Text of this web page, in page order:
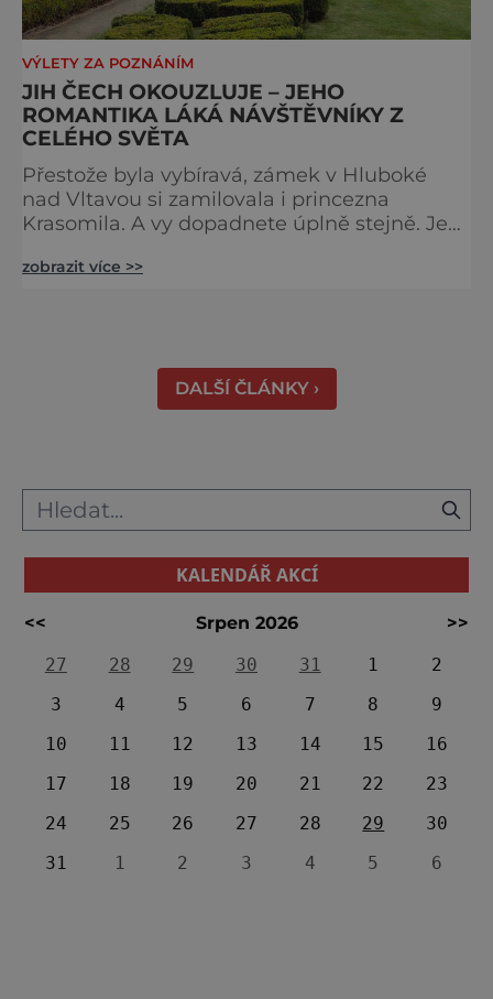
VÝLETY ZA POZNÁNÍM
JIH ČECH OKOUZLUJE – JEHO
ROMANTIKA LÁKÁ NÁVŠTĚVNÍKY Z
CELÉHO SVĚTA
Přestože byla vybíravá, zámek v Hluboké
nad Vltavou si zamilovala i princezna
Krasomila. A vy dopadnete úplně stejně. Je
jako nazdobený bílý dort na svatební tabuli.
zobrazit více >>
DALŠÍ ČLÁNKY ›
KALENDÁŘ AKCÍ
<< Srpen 2026
>>
27
28 29 30 31 1
2
3
4 5 6 7 8
9
10
11 12 13 14 15
16
17
18 19 20 21 22
23
24
25 26 27 28 29
30
31
1 2 3 4 5 6